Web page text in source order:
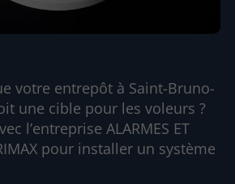
votre entrepôt à Saint-Bruno-
une cible pour les voleurs ?
l’entreprise ALARMES ET
pour installer un système